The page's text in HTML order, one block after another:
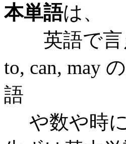
本単語は、
英語で言え
to, can, may
語
や数や時に